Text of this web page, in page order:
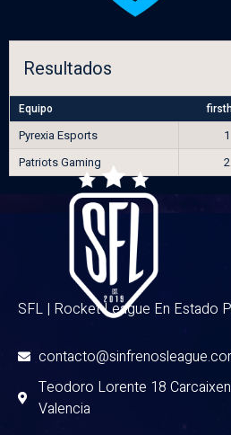
Resultados
Equipo
Pyrexia Esports 1
Patriots Gaming
2
SFL | Rocket League En Estado
Teodoro Lorente 18
Valencia